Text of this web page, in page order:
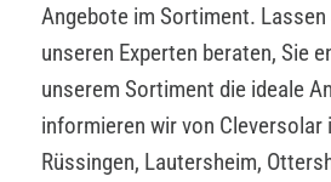
Angebote im Sortiment. Lassen
unseren Experten beraten, Sie
unserem Sortiment die ideale
informieren wir von Cleversolar
Rüssingen, Lautersheim,